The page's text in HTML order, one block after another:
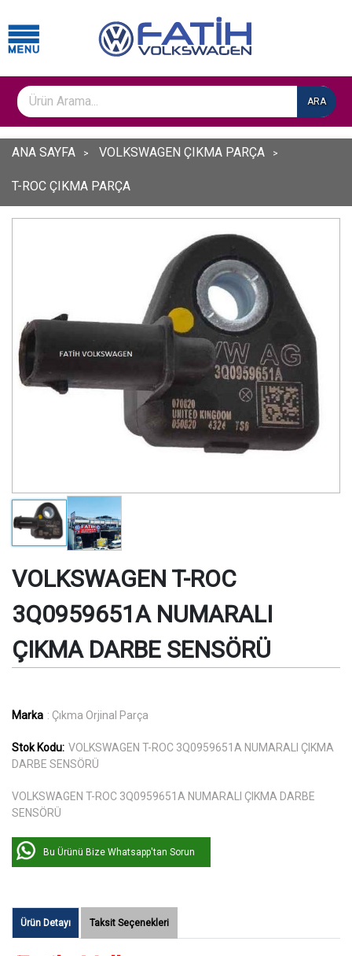
ARA
ANA SAYFA VOLKSWAGEN ÇIKMA PARÇA
T-ROC ÇIKMA PARÇA
VOLKSWAGEN T-ROC
3Q0959651A NUMARALI
ÇIKMA DARBE SENSÖRÜ
Marka : Çıkma Orjinal Parça
Stok Kodu: VOLKSWAGEN T-ROC 3Q0959651A NUMARALI ÇIKMA
DARBE SENSÖRÜ
VOLKSWAGEN T-ROC 3Q0959651A NUMARALI ÇIKMA DARBE
SENSÖRÜ
Bu Ürünü Bize Whatsapp'tan Sorun
Ürün Detayı Taksit Seçenekleri